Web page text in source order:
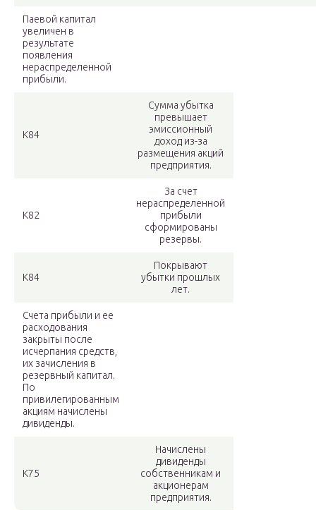
Паевой капитал
увеличен в
результате
появления
нераспределенной
прибыли.
К84
Сумма убытка
превышает
эмиссионный
доход из-за
размещения акций
предприятия.
К82
За счет
нераспределенной
прибыли
сформированы
резервы.
К84
Покрывают
убытки прошлых
лет.
Счета прибыли и ее
расходования
закрыты после
исчерпания средств,
их зачисления в
резервный капитал.
По
привилегированным
акциям начислены
дивиденды.
К75
Начислены
дивиденды
собственникам и
акционерам
предприятия.